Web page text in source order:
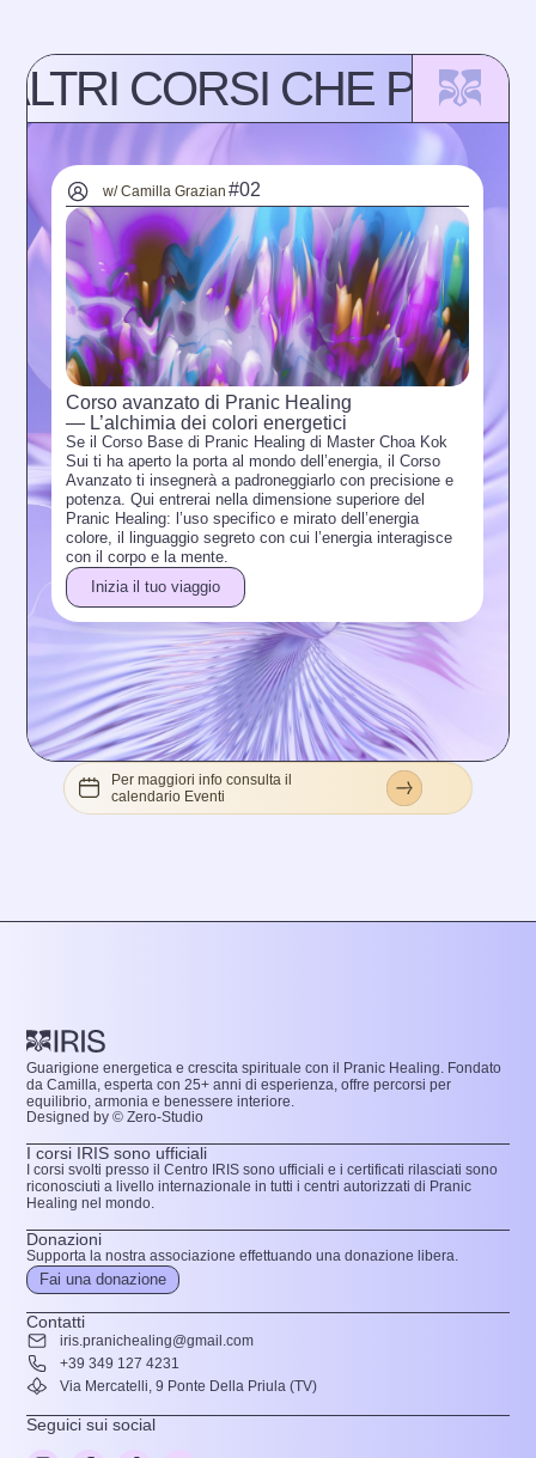
ALTRI CORSI CHE
w/ Camilla Grazian #02
Corso avanzato di Pranic Healing
— L’alchimia dei colori energetici
Se il Corso Base di Pranic Healing di Master Choa Kok
Sui ti ha aperto la porta al mondo dell’energia, il Corso
Avanzato ti insegnerà a padroneggiarlo con precisione e
potenza. Qui entrerai nella dimensione superiore del
Pranic Healing: l’uso specifico e mirato dell’energia
colore, il linguaggio segreto con cui l’energia interagisce
con il corpo e la mente.
Inizia il tuo viaggio
Per maggiori info consulta il
calendario Eventi
Guarigione energetica e crescita spirituale con il Pranic Healing. Fondato
da Camilla, esperta con 25+ anni di esperienza, offre percorsi per
equilibrio, armonia e benessere interiore.
Designed by © Zero-Studio
I corsi IRIS sono ufficiali
I corsi svolti presso il Centro IRIS sono ufficiali e i certificati rilasciati sono
riconosciuti a livello internazionale in tutti i centri autorizzati di Pranic
Healing nel mondo.
Donazioni
Supporta la nostra associazione effettuando una donazione libera.
Fai una donazione
Contatti
iris.pranichealing@gmail.com
+39 349 127 4231
Via Mercatelli, 9 Ponte Della Priula (TV)
Seguici sui social